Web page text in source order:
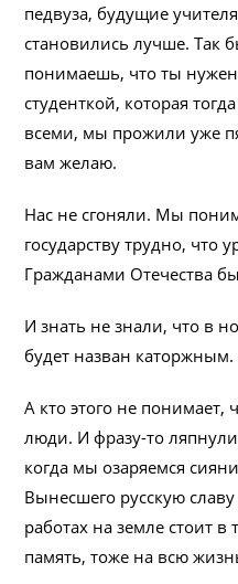
педвуза, будущие
становились лучше. Так
понимаешь, что ты нужен
студенткой, которая
всеми, мы прожили уже
вам желаю.
Нас не сгоняли. Мы
государству трудно, что
Гражданами Отечества
И знать не знали, что в
будет назван
А кто этого не понимает,
люди. И фразу-то
когда мы озаряемся
Вынесшего русскую
работах на земле стоит
память, тоже на всю